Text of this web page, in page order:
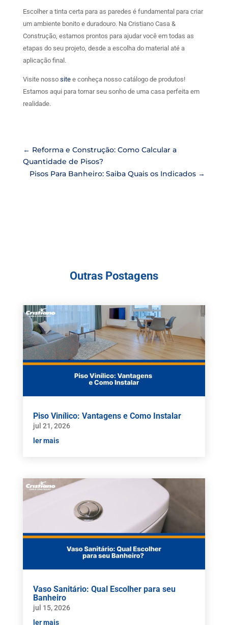
Escolher a tinta certa para as paredes é fundamental para criar
um ambiente bonito e duradouro. Na Cristiano Casa &
Construção, estamos prontos para ajudar você em todas as
etapas do seu projeto, desde a escolha do material até a
aplicação final.
Visite nosso site e conheça nosso catálogo de produtos!
Estamos aqui para tornar seu sonho de uma casa perfeita em
realidade.
← Reforma e Construção: Como Calcular a
Quantidade de Pisos?
Pisos Para Banheiro: Saiba Quais os Indicados →
Outras Postagens
Piso Vinílico: Vantagens e Como Instalar
jul 21, 2026
ler mais
Vaso Sanitário: Qual Escolher para seu
Banheiro
jul 15, 2026
ler mais